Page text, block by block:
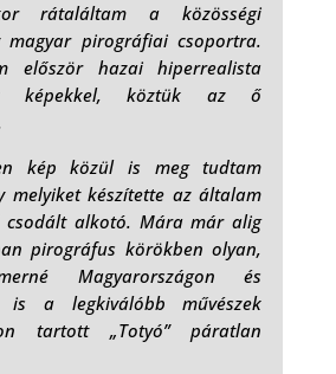
rátaláltam a közösségi
magyar pirográfiai csoportra.
először hazai hiperrealista
képekkel, köztük az ő
kép közül is meg tudtam
melyiket készítette az általam
csodált alkotó. Mára már alig
pirográfus körökben olyan,
Magyarországon és
is a legkiválóbb művészek
tartott „Totyó” páratlan